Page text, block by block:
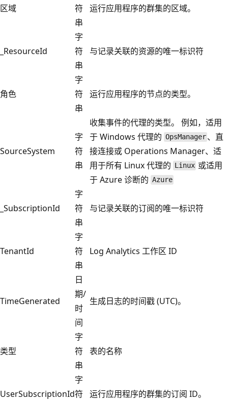
区域
符
串
运行应用程序的群集的区域。
_ResourceId
字
符
串
与记录关联的资源的唯一标识符
角色
字
符
串
运行应用程序的节点的类型。
SourceSystem
字
符
串
收集事件的代理的类型。 例如，适用
于 Windows 代理的 OpsManager 、直
接连接或 Operations Manager、适
用于所有 Linux 代理的 Linux 或适用
于 Azure 诊断的 Azure
_SubscriptionId
字
符
串
与记录关联的订阅的唯一标识符
TenantId
字
符
串
Log Analytics 工作区 ID
TimeGenerated
日
期/
时
间
生成日志的时间戳 (UTC)。
类型
字
符
串
表的名称
UserSubscriptionId
字
符
运行应用程序的群集的订阅 ID。